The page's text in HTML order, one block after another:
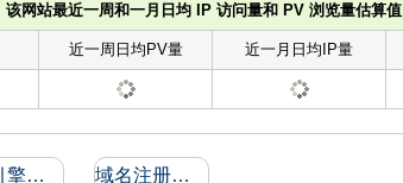
该网站最近一周和一月日均 IP 访问量和 PV 浏览量估算值
近一周日均PV量 近一月日均IP量
搜索引擎收录和反向链接 域名注册信息